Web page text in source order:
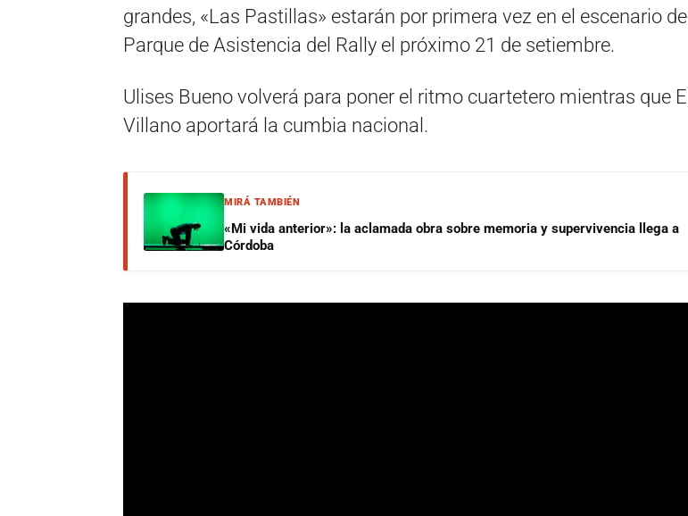
grandes, «Las Pastillas» estarán por primera vez en el escenario del
Parque de Asistencia del Rally el próximo 21 de setiembre.
Ulises Bueno volverá para poner el ritmo cuartetero mientras que El
Villano aportará la cumbia nacional.
MIRÁ TAMBIÉN
«Mi vida anterior»: la aclamada obra sobre memoria y supervivencia llega a
Córdoba